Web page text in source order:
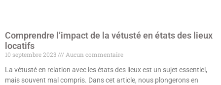
Comprendre l’impact de la vétusté en états des lieux
locatifs
10 septembre 2023
Aucun commentaire
La vétusté en relation avec les états des lieux est un sujet essentiel,
mais souvent mal compris. Dans cet article, nous plongerons en